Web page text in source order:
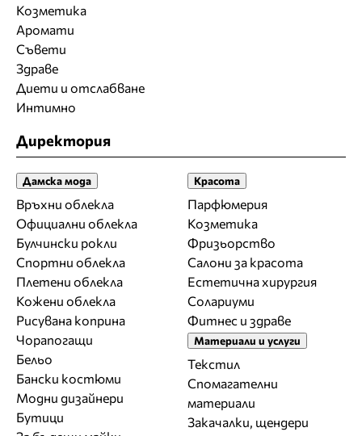
Козметика
Аромати
Съвети
Здраве
Диети и отслабване
Интимно
Директория
Дамска мода
Връхни облекла
Официални облекла
Булчински рокли
Спортни облекла
Плетени облекла
Кожени облекла
Рисувана коприна
Чорапогащи
Бельо
Бански костюми
Модни дизайнери
Бутици
Красота
Парфюмерия
Козметика
Фризьорство
Салони за красота
Естетична хирургия
Солариуми
Фитнес и здраве
Материали и услуги
Текстил
Спомагателни
материали
Закачалки, щендери